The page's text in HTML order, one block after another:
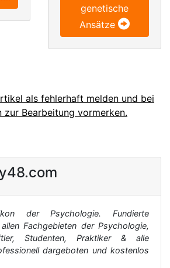
genetische
Ansätze
als fehlerhaft melden und bei
zur Bearbeitung vormerken.
der Psychologie. Fundierte
Fachgebieten der Psychologie,
Studenten, Praktiker & alle
dargeboten und kostenlos